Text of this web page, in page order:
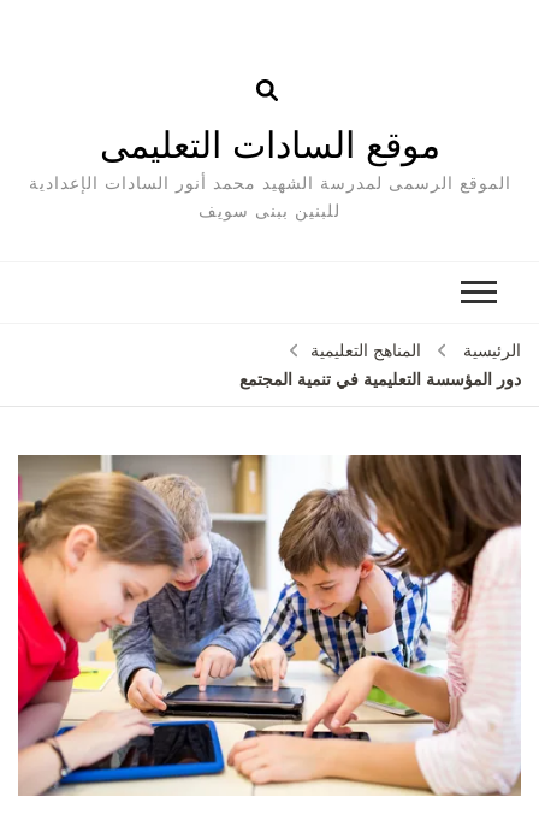
موقع السادات التعليمى
الموقع الرسمى لمدرسة الشهيد محمد أنور السادات الإعدادية
للبنين ببنى سويف
الرئيسية
المناهج التعليمية
دور المؤسسة التعليمية في تنمية المجتمع